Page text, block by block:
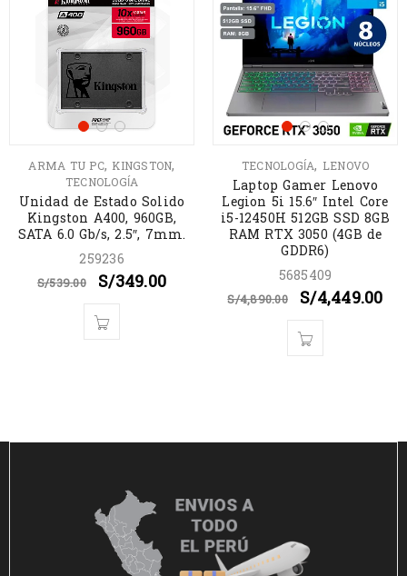
ARMA TU PC, KINGSTON,
TECNOLOGÍA
Unidad de Estado Solido
Kingston A400, 960GB,
SATA 6.0 Gb/s, 2.5″, 7mm.
259236
S/539.00 S/349.00
TECNOLOGÍA, LENOVO
Laptop Gamer Lenovo
Legion 5i 15.6″ Intel Core
i5-12450H 512GB SSD 8GB
RAM RTX 3050 (4GB de
GDDR6)
5685409
S/4,890.00 S/4,449.00